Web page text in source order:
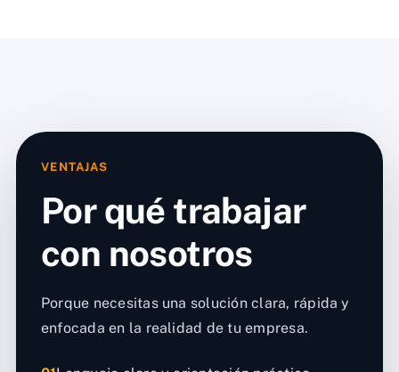
VENTAJAS
Por qué trabajar
con nosotros
Porque necesitas una solución clara, rápida y
enfocada en la realidad de tu empresa.